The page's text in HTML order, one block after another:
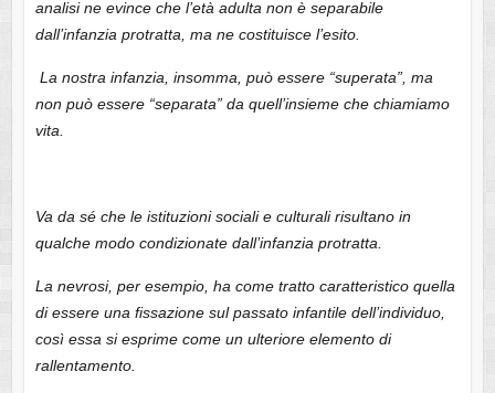
analisi ne evince che l’età adulta non è separabile
dall’infanzia protratta, ma ne costituisce l’esito.
La nostra infanzia, insomma, può essere “superata”, ma
non può essere “separata” da quell’insieme che chiamiamo
vita.
Va da sé che le istituzioni sociali e culturali risultano in
qualche modo condizionate dall’infanzia protratta.
La nevrosi, per esempio, ha come tratto caratteristico quella
di essere una fissazione sul passato infantile dell’individuo,
così essa si esprime come un ulteriore elemento di
rallentamento.